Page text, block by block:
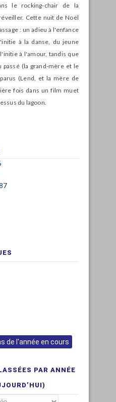
le rocking-chair de la
Cette nuit de Noël
: un adieu à l'enfance
à la danse, du jeune
à l'amour, tandis que
(la grand-mère et le
(Lend, et la mère de
fois dans un film muet
du lagoon.
de l'année en cours
PAR ANNÉE